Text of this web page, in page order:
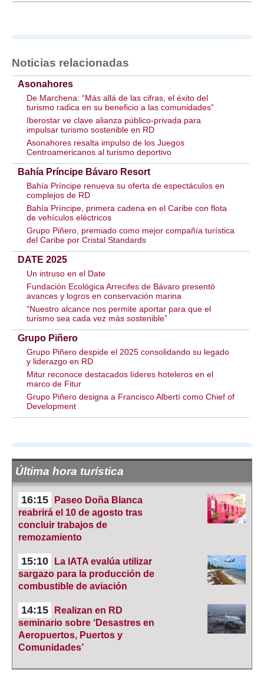
Noticias relacionadas
Asonahores
De Marchena: “Más allá de las cifras, el éxito del
turismo radica en su beneficio a las comunidades”
Iberostar ve clave alianza público-privada para
impulsar turismo sostenible en RD
Asonahores resalta impulso de los Juegos
Centroamericanos al turismo deportivo
Bahía Príncipe Bávaro Resort
Bahía Príncipe renueva su oferta de espectáculos en
complejos de RD
Bahía Príncipe, primera cadena en el Caribe con flota
de vehículos eléctricos
Grupo Piñero, premiado como mejor compañía turística
del Caribe por Cristal Standards
DATE 2025
Un intruso en el Date
Fundación Ecológica Arrecifes de Bávaro presentó
avances y logros en conservación marina
“Nuestro alcance nos permite aportar para que el
turismo sea cada vez más sostenible”
Grupo Piñero
Grupo Piñero despide el 2025 consolidando su legado
y liderazgo en RD
Mitur reconoce destacados líderes hoteleros en el
marco de Fitur
Grupo Piñero designa a Francisco Albertí como Chief of
Development
Última hora turística
16:15
Paseo Doña Blanca
reabrirá el 10 de agosto tras
concluir trabajos de
remozamiento
15:10
La IATA evalúa utilizar
sargazo para la producción de
combustible de aviación
14:15
Realizan en RD
seminario sobre ‘Desastres en
Aeropuertos, Puertos y
Comunidades’